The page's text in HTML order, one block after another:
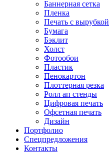
Баннерная сетка
Пленка
Печать с вырубкой
Бумага
Бэклит
Холст
Фотообои
Пластик
Пенокартон
Плоттерная резка
Ролл ап стенды
Цифровая печать
Офсетная печать
Дизайн
Портфолио
Спецпредложения
Контакты